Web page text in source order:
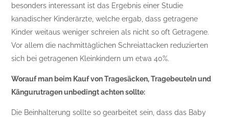
besonders interessant ist das Ergebnis einer Studie
kanadischer Kinderärzte, welche ergab, dass getragene
Kinder weitaus weniger schreien als nicht so oft Getragene.
Vor allem die nachmittäglichen Schreiattacken reduzierten
sich bei getragenen Kleinkindern um etwa 40%.
Worauf man beim Kauf von Tragesäcken, Tragebeuteln und
Kängurutragen unbedingt achten sollte:
Die Beinhalterung sollte so gearbeitet sein, dass das Baby